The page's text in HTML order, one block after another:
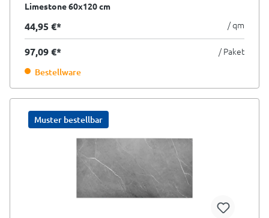
Limestone 60x120 cm
44,95 €* / qm
97,09 €* / Paket
Bestellware
Muster bestellbar